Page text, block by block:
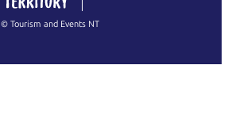
繁體中文
© Tourism and Events NT